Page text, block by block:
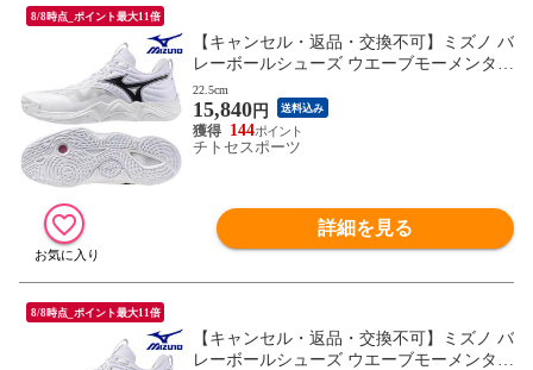
8/8時点_ポイント最大11倍
【キャンセル・返品・交換不可】ミズノ バ
レーボールシューズ ウエーブモーメンタム
ELITE V1GA251251 ユニセックス 2025AW
RFCL
22.5cm
15,840円 送料込み
144
チトセスポーツ
詳細を見る
8/8時点_ポイント最大11倍
【キャンセル・返品・交換不可】ミズノ バ
レーボールシューズ ウエーブモーメンタム